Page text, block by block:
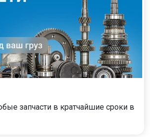
запчасти в кратчайшие сроки в